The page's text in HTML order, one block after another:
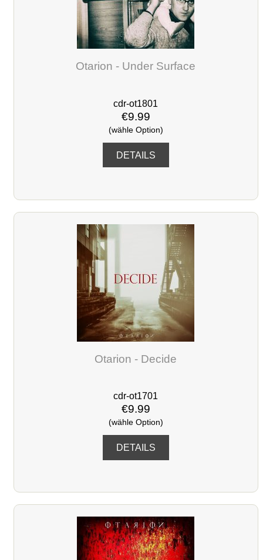
Otarion - Under Surface
cdr-ot1801
€9.99
(wähle Option)
DETAILS
Otarion - Decide
cdr-ot1701
€9.99
(wähle Option)
DETAILS